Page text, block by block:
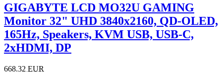
GIGABYTE LCD MO32U GAMING
Monitor 32" UHD 3840x2160, QD-OLED,
165Hz, Speakers, KVM USB, USB-C,
2xHDMI, DP
668.32 EUR